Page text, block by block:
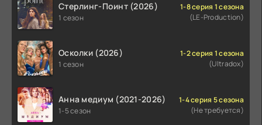
Стерлинг-Поинт (2026)
1 сезон
1-8 серия 1 сезона
(LE-Production)
Осколки (2026)
1 сезон
1-2 серия 1 сезона
(Ultradox)
Анна медиум (2021-2026)
1-5 сезон
1-4 серия 5 сезона
(Не требуется)